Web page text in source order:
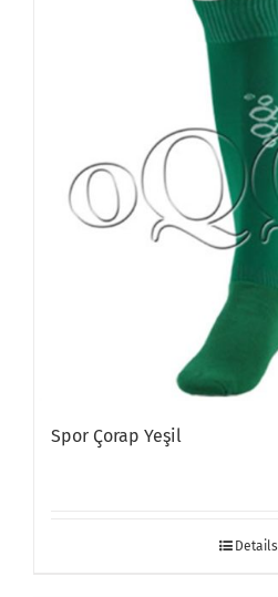
Spor Çorap Yeşil
Details